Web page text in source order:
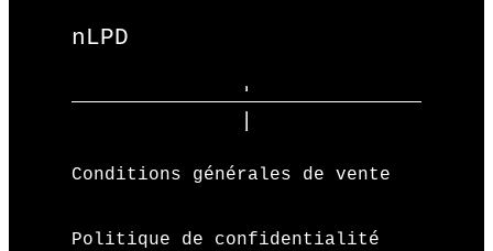
nLPD
Conditions générales de vente
Politique de confidentialité